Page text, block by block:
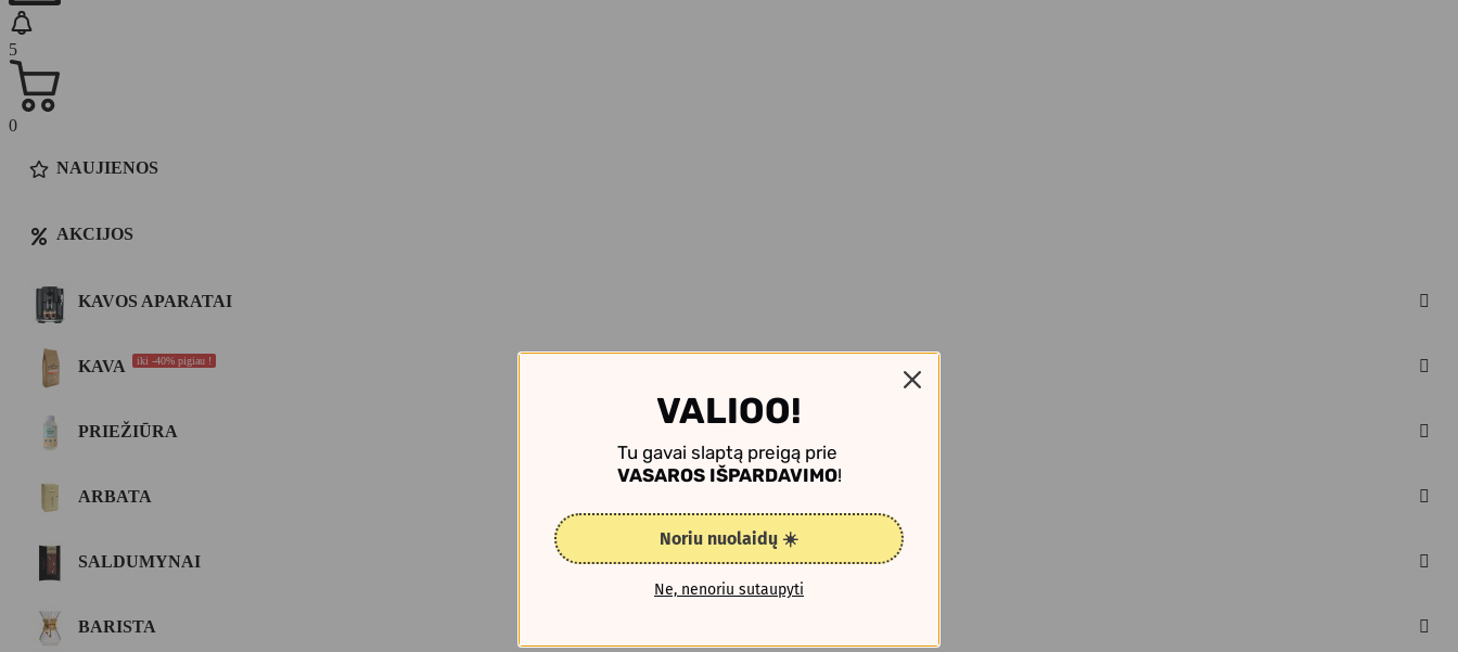
5
0
NAUJIENOS
AKCIJOS
KAVOS APARATAI
KAVA iki -40% pigiau !
PRIEŽIŪRA
ARBATA
SALDUMYNAI
BARISTA
VALIOO!
Tu gavai slaptą preigą prie
VASAROS IŠPARDAVIMO!
Noriu nuolaidų ☀️
Ne, nenoriu sutaupyti